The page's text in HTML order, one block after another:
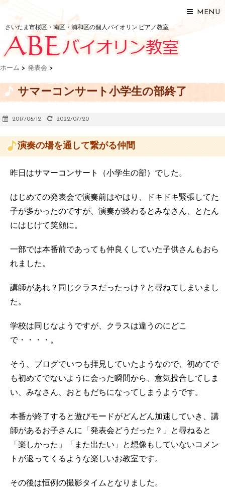
MENU
さいたま市桜区・南区・浦和区の個人バイオリン.ピアノ教室
ホーム > 発表会 >
サマーコンサート小学生の部終了
2017/06/12 2022/07/20
演奏の場を通して繋がる仲間
昨日はサマーコンサート（小学生の部）でした。
はじめての発表会で演奏前はやはり、ドキドキ緊張してた
子が多かったのですが、演奏が終わるとみなさん、とたん
にはじけて笑顔に。
一部では本番前であっても仲良くしていた子供さんもおら
れました。
講師があれ？同じクラスだったっけ？と尋ねてしまいまし
た。
学校は同じなようですが、クラスは違うのにどこ
で・・・・。
そう、ブログでいつも拝見していたようなので、初めてで
も初めてでないように会った瞬間から、意気投合してしま
い、みなさん、おともだちになってしまうようです。
本番が終了すると遊びモードがどんどん加速していき、講
師があるお子さんに「発表会どうだった？」と尋ねると
「楽しかった」「また出たい」と想像もしていないコメン
トが返ってくるような楽しいお教室です。
その後は恒例の撮影タイムとなりました。